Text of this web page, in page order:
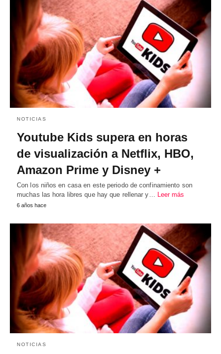
NOTICIAS
Youtube Kids supera en horas
de visualización a Netflix, HBO,
Amazon Prime y Disney +
Con los niños en casa en este periodo de confinamiento son
muchas las hora libres que hay que rellenar y… Leer más
6 años hace
NOTICIAS